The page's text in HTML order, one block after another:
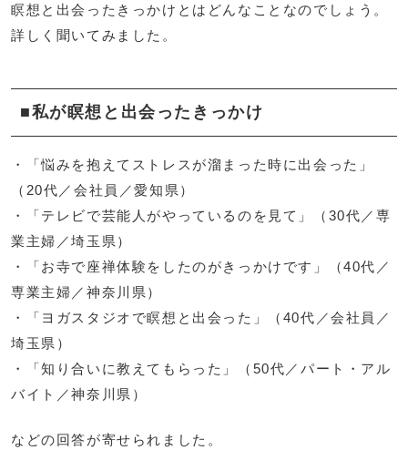
瞑想と出会ったきっかけとはどんなことなのでしょう。
詳しく聞いてみました。
■私が瞑想と出会ったきっかけ
・「悩みを抱えてストレスが溜まった時に出会った」
（20代／会社員／愛知県）
・「テレビで芸能人がやっているのを見て」（30代／専
業主婦／埼玉県）
・「お寺で座禅体験をしたのがきっかけです」（40代／
専業主婦／神奈川県）
・「ヨガスタジオで瞑想と出会った」（40代／会社員／
埼玉県）
・「知り合いに教えてもらった」（50代／パート・アル
バイト／神奈川県）
などの回答が寄せられました。